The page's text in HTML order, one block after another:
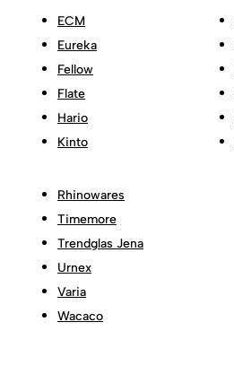
ECM
Eureka
Fellow
Flate
Hario
Kinto
Rhinowares
Timemore
Trendglas Jena
Urnex
Varia
Wacaco